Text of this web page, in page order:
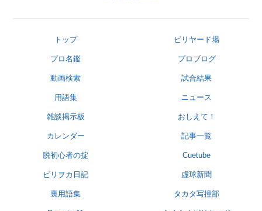
トップ ビリヤード場
プロ名鑑 プロブログ
動画検索 試合結果
用語集 ニュース
雑談掲示板 おしえて！
カレンダー 記事一覧
脱初心者の掟 Cuetube
ビリヲカ日記 虚球新聞
裏用語集 タカタ写撞部